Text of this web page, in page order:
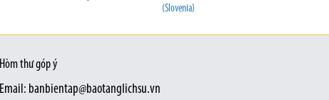
(Slovenia)
Hòm thư góp ý
Email: banbientap@baotanglichsu.vn